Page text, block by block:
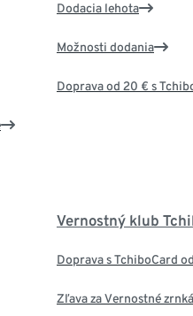
Dodacia lehota
Možnosti dodania
Doprava od 20 € s
Vernostný klub
Doprava s TchiboCard
Zľava za Vernostné zrnká